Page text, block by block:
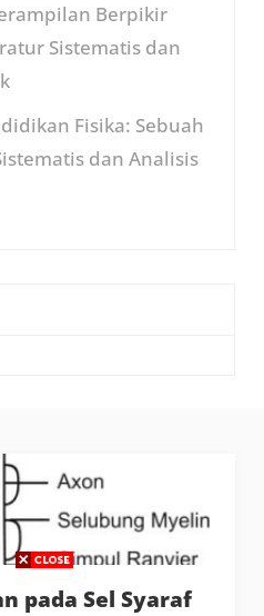
Berpikir
Sistematis dan
Fisika: Sebuah
dan Analisis
pada Sel Syaraf